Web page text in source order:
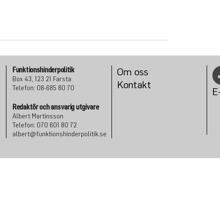
Funktionshinderpolitik
Box 43, 123 21 Farsta
Telefon: 08-685 80 70
Redaktör och ansvarig utgivare
Albert Martinsson
Telefon: 070 601 80 72
albert@funktionshinderpolitik.se
Om oss
Kontakt